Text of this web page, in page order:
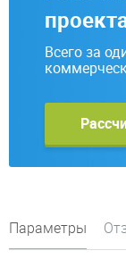
Всего за
Параметры